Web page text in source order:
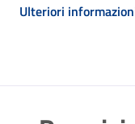
Ulteriori